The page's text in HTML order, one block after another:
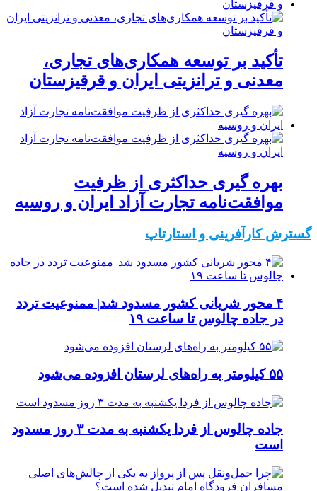
تأکید بر توسعه همکاری‌های تجاری،
معدنی و ترانزیتی ایران و قرقیزستان
بهره گیری حداکثری از ظرفیت
موافقت‌نامه تجارت آزاد ایران و روسیه
گسترش کارآفرینی و استارتاپ
۴ محور شریانی کشور مسدود شد| ممنوعیت تردد
در جاده چالوس تا ساعت ۱۹
۵۵ کیلومتر به راه‌های لرستان افزوده می‌شود
جاده چالوس از فردا یکشنبه به مدت ۳ روز مسدود
است